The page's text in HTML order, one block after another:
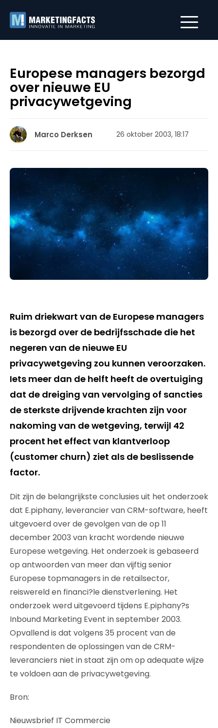
Europese managers bezorgd
over nieuwe EU
privacywetgeving
Marco Derksen 26 oktober 2003, 18:17
Ruim driekwart van de Europese managers
is bezorgd over de bedrijfsschade die het
negeren van de nieuwe EU
privacywetgeving zou kunnen veroorzaken.
Iets meer dan de helft heeft de overtuiging
dat de dreiging van vervolging of sancties
de sterkste drijvende krachten zijn voor
nakoming van de wetgeving, terwijl 42
procent het effect van klantverloop
(customer churn) ziet als de beslissende
factor.
Dit zijn de belangrijkste conclusies uit het onderzoek
dat E.piphany, leverancier van CRM-software, heeft
uitgevoerd over de gevolgen van de op 11
december 2003 van kracht wordende nieuwe
Europese wetgeving. Het onderzoek is gebaseerd
op antwoorden van meer dan vijftig senior
Europese topmanagers in de retailsector,
reiswereld en financi?le dienstverlening. Het
onderzoek werd uitgevoerd tijdens E.piphany?s
Inbound Marketing Event in september 2003.
Opvallend is dat volgens 35 procent van de
respondenten de oplossingen van de CRM-
leveranciers niet in staat zijn om op adequate wijze
te voldoen aan de privacywetgeving.
Bron:
Nieuwsbrief IT Commercie